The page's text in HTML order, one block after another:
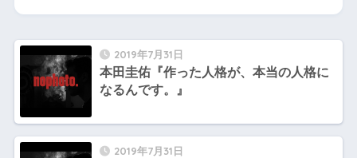
2019年7月31日
本田圭佑『作った人格が、本当の人格に
なるんです。』
2019年7月31日